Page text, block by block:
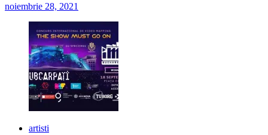
noiembrie 28, 2021
artisti